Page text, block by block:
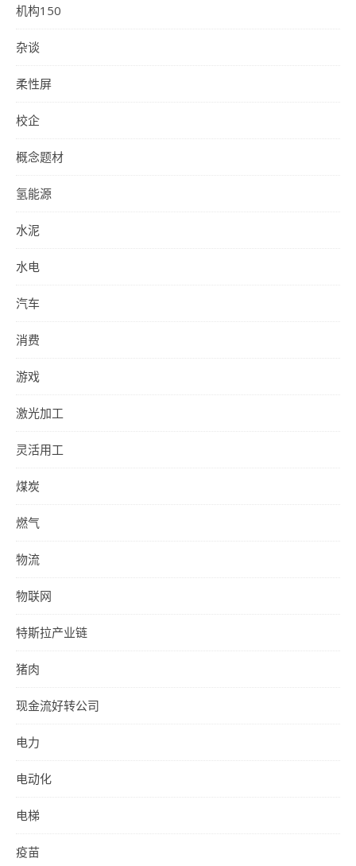
机构150
杂谈
柔性屏
校企
概念题材
氢能源
水泥
水电
汽车
消费
游戏
激光加工
灵活用工
煤炭
燃气
物流
物联网
特斯拉产业链
猪肉
现金流好转公司
电力
电动化
电梯
疫苗